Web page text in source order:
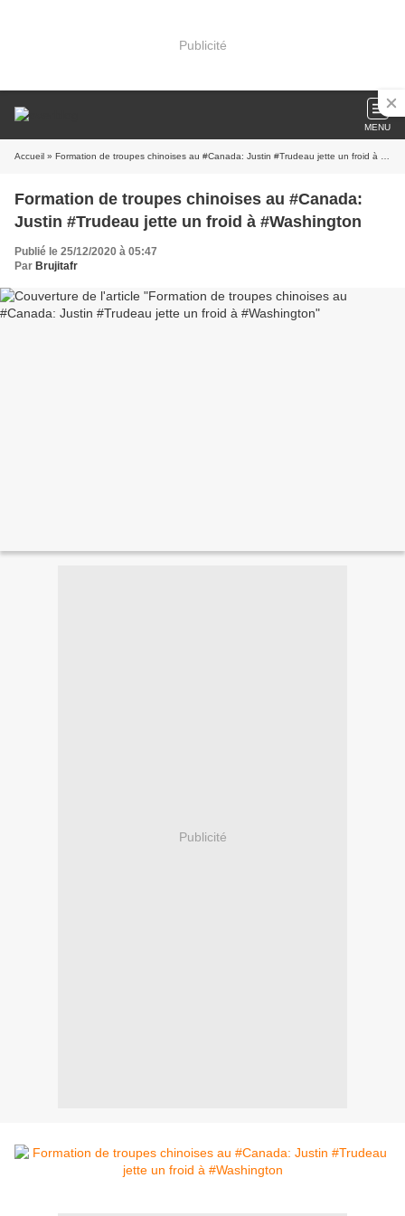
Publicité
MENU
Accueil » Formation de troupes chinoises au #Canada: Justin #Trudeau jette un froid à #Washington
Formation de troupes chinoises au #Canada:
Justin #Trudeau jette un froid à #Washington
Publié le 25/12/2020 à 05:47
Par Brujitafr
Publicité